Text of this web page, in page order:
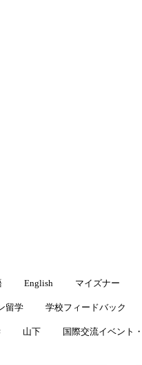
English マイズナー
留学 学校フィードバック
山下 国際交流イベント